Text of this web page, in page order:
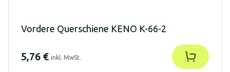
Vordere Querschiene KENO K-66-2
5,76 € inkl. MwSt.